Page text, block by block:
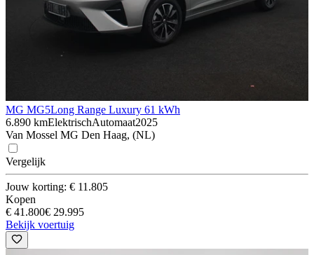
MG MG5Long Range Luxury 61 kWh
6.890 kmElektrischAutomaat2025
Van Mossel MG Den Haag, (NL)
Vergelijk
Jouw korting: € 11.805
Kopen
€ 41.800€ 29.995
Bekijk voertuig